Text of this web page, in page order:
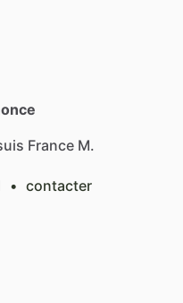
France M.
• contacter